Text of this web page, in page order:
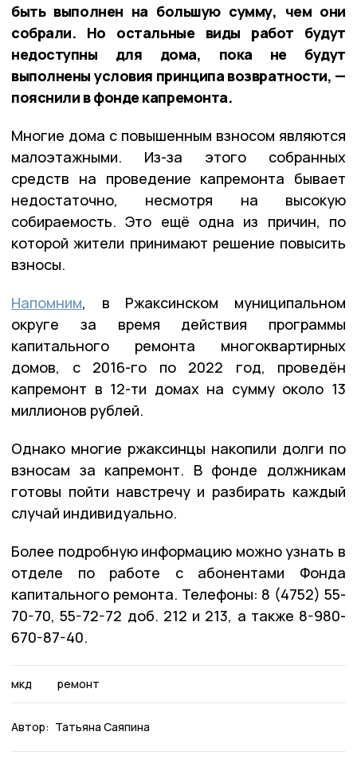
быть выполнен на большую сумму, чем они
собрали. Но остальные виды работ будут
недоступны для дома, пока не будут
выполнены условия принципа возвратности, —
пояснили в фонде капремонта.
Многие дома с повышенным взносом являются
малоэтажными. Из-за этого собранных
средств на проведение капремонта бывает
недостаточно, несмотря на высокую
собираемость. Это ещё одна из причин, по
которой жители принимают решение повысить
взносы.
Напомним, в Ржаксинском муниципальном
округе за время действия программы
капитального ремонта многоквартирных
домов, с 2016-го по 2022 год, проведён
капремонт в 12-ти домах на сумму около 13
миллионов рублей.
Однако многие ржаксинцы накопили долги по
взносам за капремонт. В фонде должникам
готовы пойти навстречу и разбирать каждый
случай индивидуально.
Более подробную информацию можно узнать в
отделе по работе с абонентами Фонда
капитального ремонта. Телефоны: 8 (4752) 55-
70-70, 55-72-72 доб. 212 и 213, а также 8-980-
670-87-40.
мкд ремонт
Автор: Татьяна Саяпина